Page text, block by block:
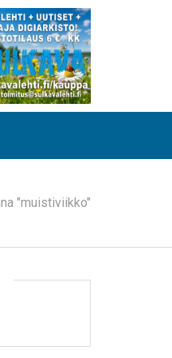
"muistiviikko"